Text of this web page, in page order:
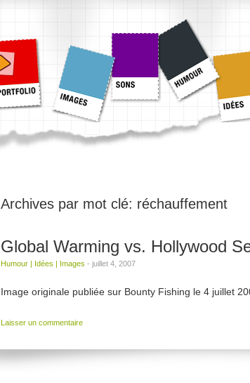
Archives par mot clé: réchauffement
Global Warming vs. Hollywood
Humour Idées Images - juillet 4, 2007
Image originale publiée sur Bounty Fishing le 4 juillet
Laisser un commentaire